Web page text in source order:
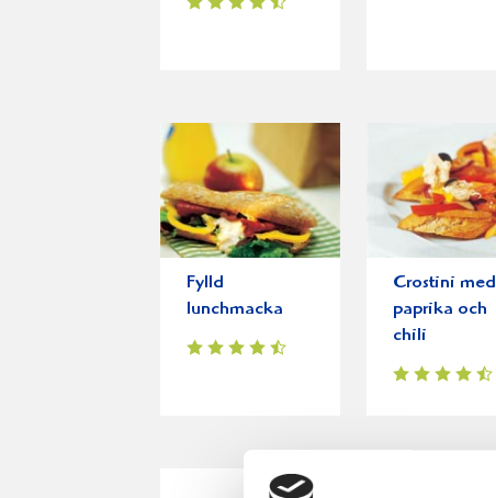
Fylld
lunchmacka
Crostini med
paprika och
chili